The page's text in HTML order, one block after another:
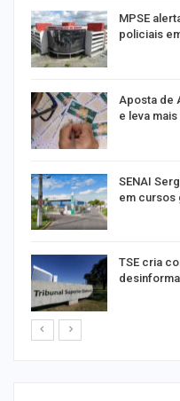
MPSE
policiais
Aposta de
e leva
SENAI
em cursos
TSE cria